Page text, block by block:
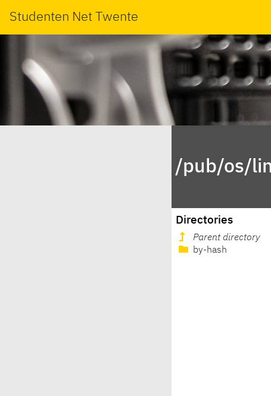
Studenten Net Twente
/pub/os/
Directories
Parent directory
by-hash